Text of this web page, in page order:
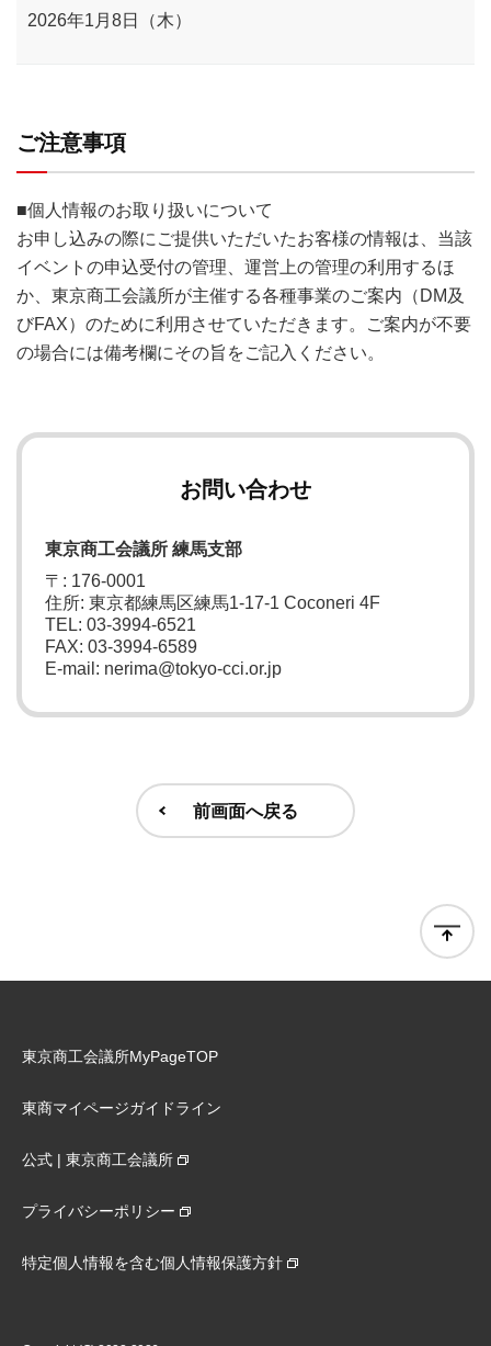
2026年1月8日（木）
ご注意事項
■個人情報のお取り扱いについて
お申し込みの際にご提供いただいたお客様の情報は、当該
イベントの申込受付の管理、運営上の管理の利用するほ
か、東京商工会議所が主催する各種事業のご案内（DM及
びFAX）のために利用させていただきます。ご案内が不要
の場合には備考欄にその旨をご記入ください。
お問い合わせ
東京商工会議所 練馬支部
〒: 176-0001
住所: 東京都練馬区練馬1-17-1 Coconeri 4F
TEL: 03-3994-6521
FAX: 03-3994-6589
E-mail: nerima@tokyo-cci.or.jp
前画面へ戻る
東京商工会議所MyPageTOP
東商マイページガイドライン
公式 | 東京商工会議所
プライバシーポリシー
特定個人情報を含む個人情報保護方針